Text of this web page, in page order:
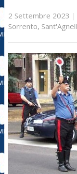
2 Settembre 2023 |
Sorrento,